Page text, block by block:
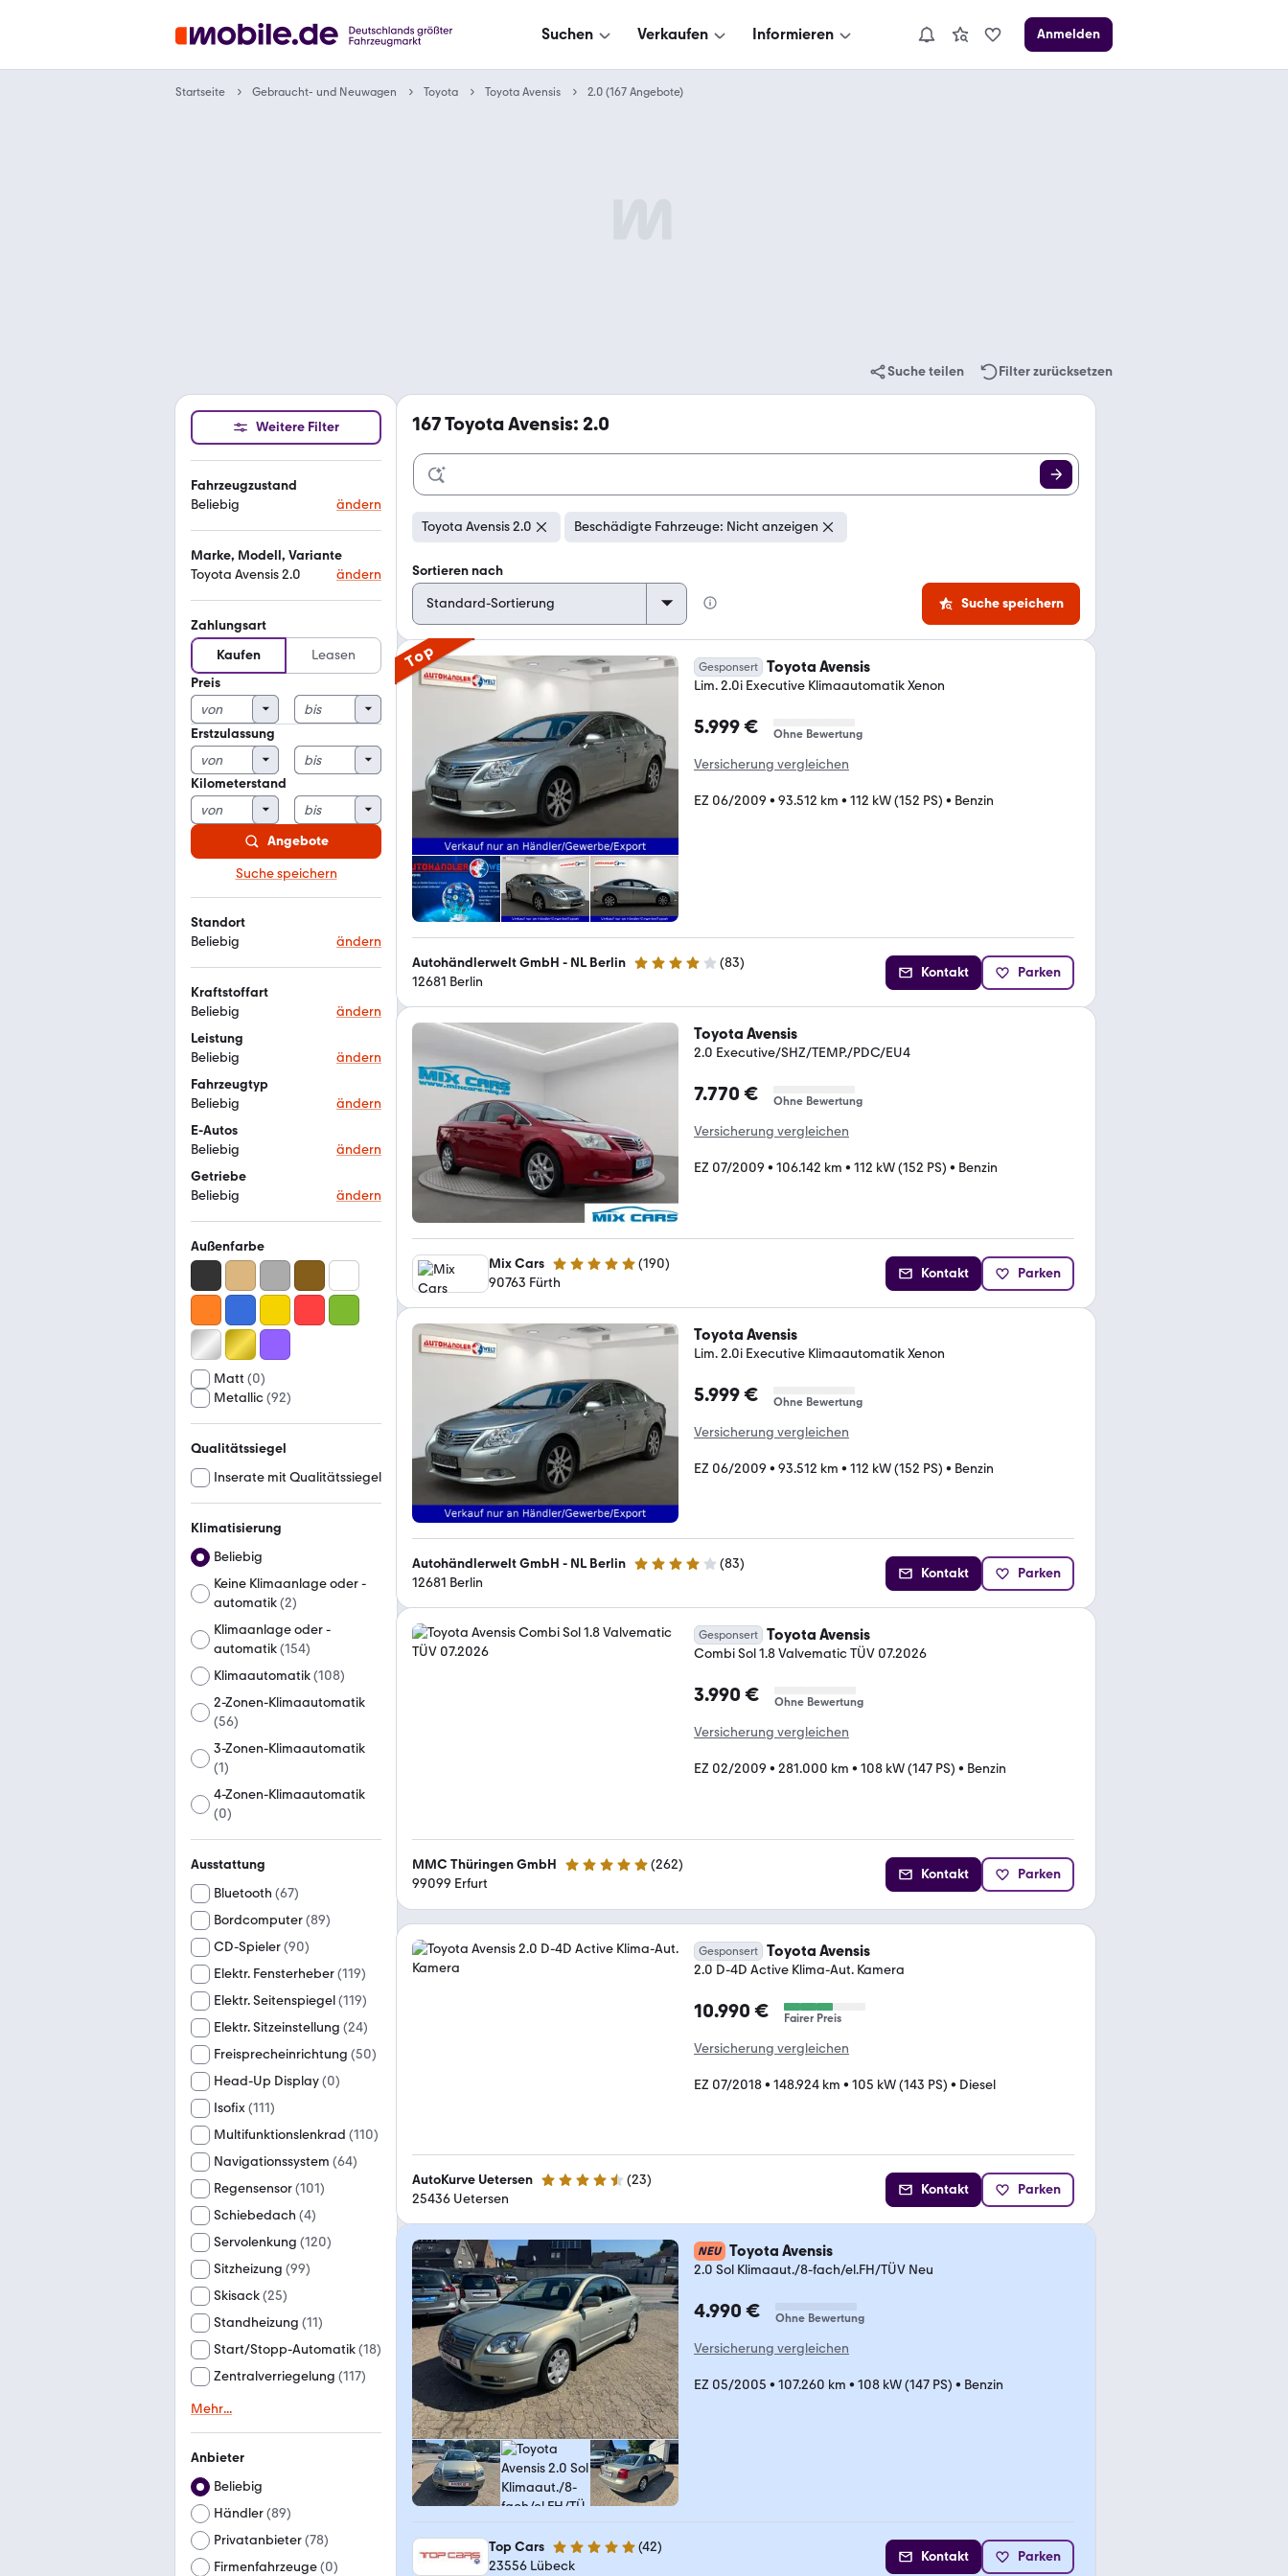
Suchen Verkaufen Informieren Anmelden
Startseite Gebraucht- und Neuwagen Toyota Toyota Avensis 2.0 (167 Angebote)
Suche teilen Filter zurücksetzen
Weitere Filter
Fahrzeugzustand
Beliebig
ändern
Marke, Modell, Variante
Toyota Avensis 2.0
ändern
Zahlungsart
Kaufen
Leasen
Preis
Erstzulassung
Kilometerstand
Angebote
Suche speichern
Standort
Beliebig
ändern
Kraftstoffart
Beliebig
ändern
Leistung
Beliebig
ändern
Fahrzeugtyp
Beliebig
ändern
E-Autos
Beliebig
ändern
Getriebe
Beliebig
ändern
Außenfarbe
Matt (0)
Metallic(92)
Qualitätssiegel
Inserate mit Qualitätssiegel
Klimatisierung
Beliebig
Keine Klimaanlage oder -
automatik(2)
Klimaanlage oder -
automatik(154)
Klimaautomatik(108)
2-Zonen-Klimaautomatik
(56)
3-Zonen-Klimaautomatik
(1)
4-Zonen-Klimaautomatik
(0)
Ausstattung
Bluetooth (67)
Bordcomputer(89)
CD-Spieler(90)
Elektr. Fensterheber(119)
Elektr. Seitenspiegel(119)
Elektr. Sitzeinstellung (24)
Freisprecheinrichtung (50)
Head-Up Display(0)
Isofix(111)
Multifunktionslenkrad (110)
Navigationssystem (64)
Regensensor(101)
Schiebedach (4)
Servolenkung (120)
Sitzheizung (99)
Skisack(25)
Standheizung (11)
Start/Stopp-Automatik(18)
Zentralverriegelung (117)
Mehr...
Anbieter
Beliebig
Händler(89)
Privatanbieter(78)
Firmenfahrzeuge(0)
167Toyota Avensis: 2.0
Toyota Avensis 2.0 Beschädigte Fahrzeuge: Nicht anzeigen
Sortieren nach
Suche speichern
Top Gesponsert Toyota Avensis
Lim. 2.0i Executive Klimaautomatik Xenon
5.999 € Ohne Bewertung
Versicherung vergleichen
EZ 06/2009 • 93.512 km • 112 kW (152 PS) • Benzin
Autohändlerwelt GmbH - NL Berlin 4 Sterne (83)
12681 Berlin
Kontakt Parken
Toyota Avensis
2.0 Executive/SHZ/TEMP./PDC/EU4
7.770 € Ohne Bewertung
Versicherung vergleichen
EZ 07/2009 • 106.142 km • 112 kW (152 PS) • Benzin
Mix Cars 5 Sterne (190)
90763 Fürth
Kontakt Parken
Toyota Avensis
Lim. 2.0i Executive Klimaautomatik Xenon
5.999 € Ohne Bewertung
Versicherung vergleichen
EZ 06/2009 • 93.512 km • 112 kW (152 PS) • Benzin
Autohändlerwelt GmbH - NL Berlin 4 Sterne (83)
12681 Berlin
Kontakt Parken
Gesponsert Toyota Avensis
Combi Sol 1.8 Valvematic TÜV 07.2026
3.990 € Ohne Bewertung
Versicherung vergleichen
EZ 02/2009 • 281.000 km • 108 kW (147 PS) • Benzin
MMC Thüringen GmbH 4.9 Sterne (262)
99099 Erfurt
Kontakt Parken
Gesponsert Toyota Avensis
2.0 D-4D Active Klima-Aut. Kamera
10.990 € Fairer Preis
Versicherung vergleichen
EZ 07/2018• 148.924 km • 105 kW (143 PS) • Diesel
AutoKurve Uetersen 4.5 Sterne (23)
25436 Uetersen
Kontakt Parken
NEU Toyota Avensis
2.0 Sol Klimaaut./8-fach/el.FH/TÜV Neu
4.990 € Ohne Bewertung
Versicherung vergleichen
EZ 05/2005 • 107.260 km • 108 kW (147 PS) • Benzin
Top Cars 5 Sterne (42)
23556 Lübeck
Kontakt Parken